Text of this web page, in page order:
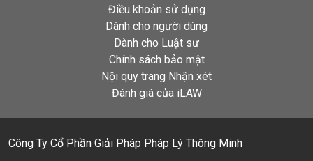
Điều khoản sử dụng
Dành cho người dùng
Dành cho Luật sư
Chính sách bảo mật
Nội quy trang Nhận xét
Đánh giá của iLAW
Công Ty Cổ Phần Giải Pháp Pháp Lý Thông Minh